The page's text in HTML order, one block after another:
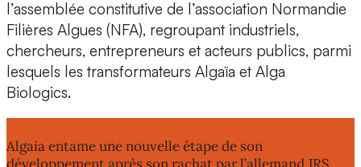
l’assemblée constitutive de l’association Normandie
Filières Algues (NFA), regroupant industriels,
chercheurs, entrepreneurs et acteurs publics, parmi
lesquels les transformateurs Algaïa et Alga
Biologics.
Algaia entame une nouvelle étape de son